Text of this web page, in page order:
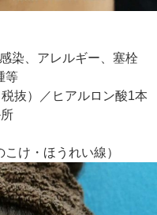
染、アレルギー、塞栓
等
抜）／ヒアルロン酸1本
け・ほうれい線）